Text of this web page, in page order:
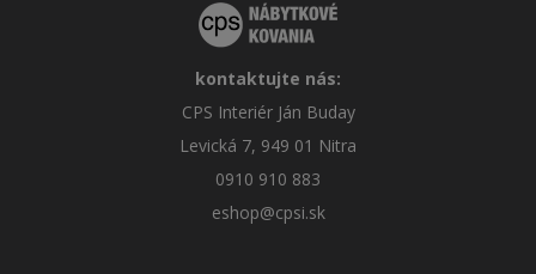
kontaktujte nás:
CPS Interiér Ján Buday
Levická 7, 949 01 Nitra
0910 910 883
eshop@cpsi.sk